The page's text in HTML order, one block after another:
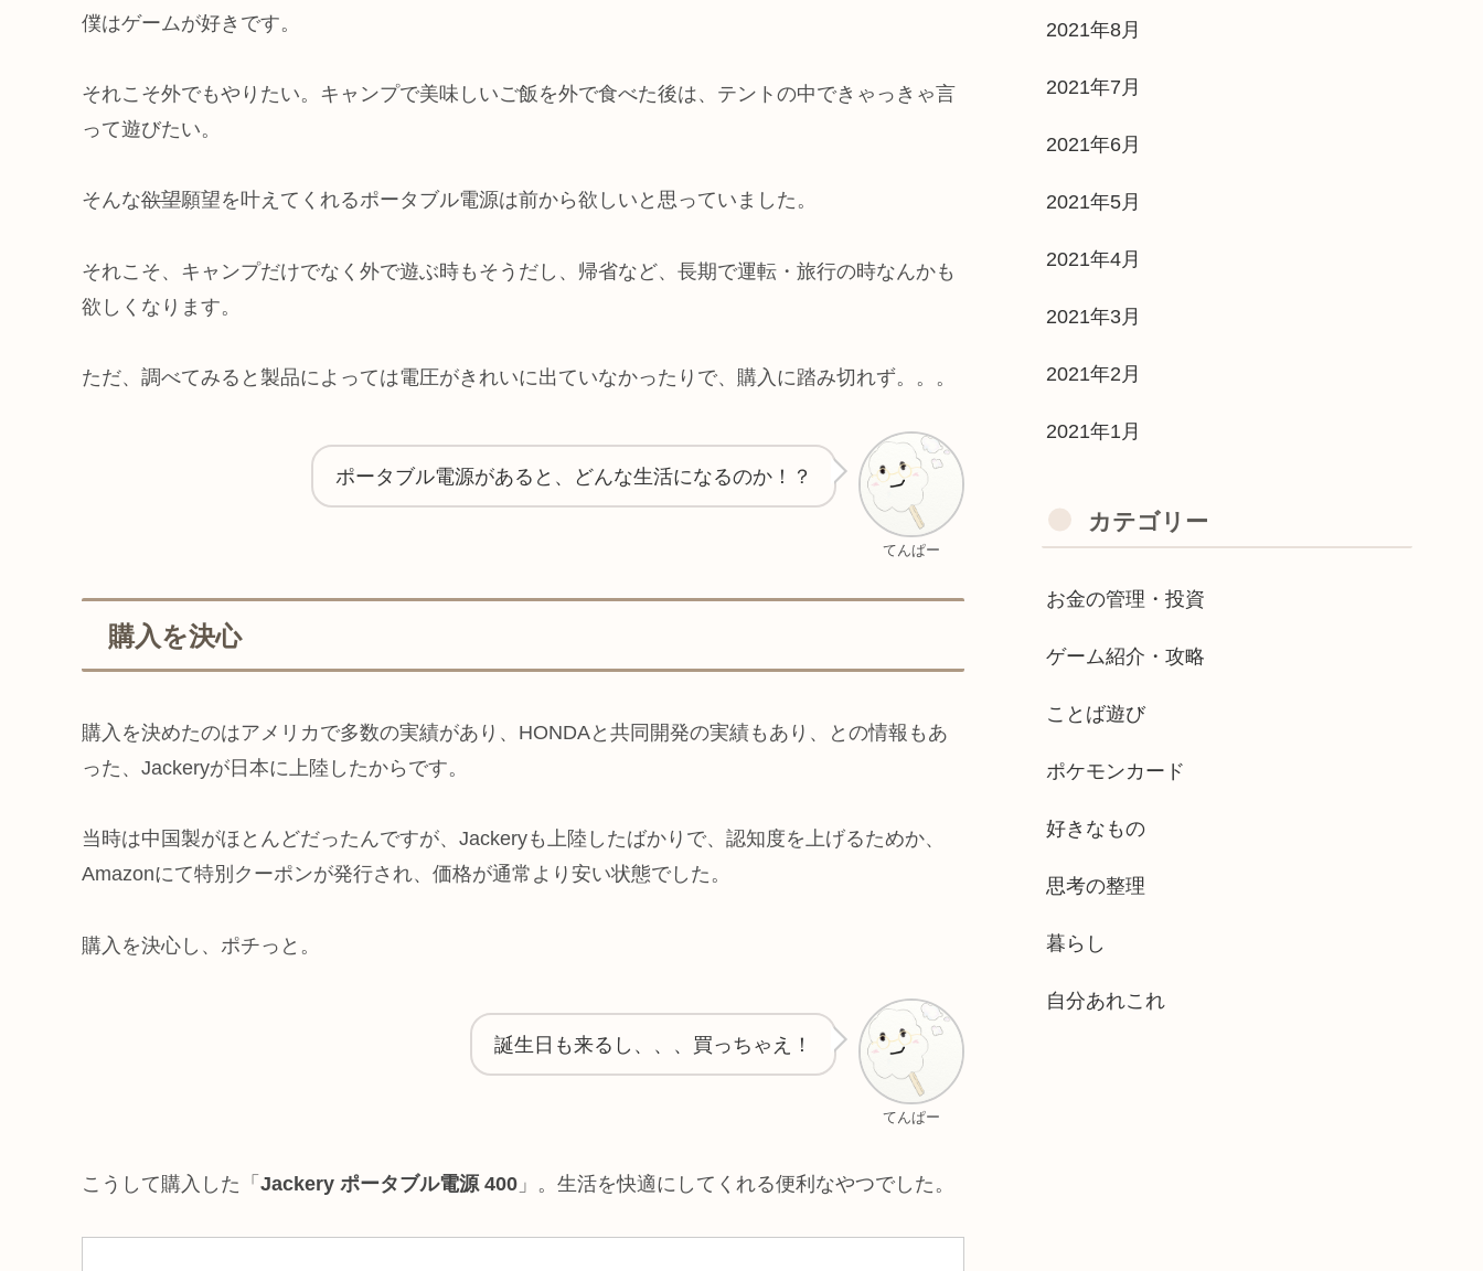
僕はゲームが好きです。
それこそ外でもやりたい。キャンプで美味しいご飯を外で食べた後は、テントの中できゃっきゃ言
って遊びたい。
そんな欲望願望を叶えてくれるポータブル電源は前から欲しいと思っていました。
それこそ、キャンプだけでなく外で遊ぶ時もそうだし、帰省など、長期で運転・旅行の時なんかも
欲しくなります。
ただ、調べてみると製品によっては電圧がきれいに出ていなかったりで、購入に踏み切れず。。。
てんぱー
ポータブル電源があると、どんな生活になるのか！？
購入を決心
購入を決めたのはアメリカで多数の実績があり、HONDAと共同開発の実績もあり、との情報もあ
った、Jackeryが日本に上陸したからです。
当時は中国製がほとんどだったんですが、Jackeryも上陸したばかりで、認知度を上げるためか、
Amazonにて特別クーポンが発行され、価格が通常より安い状態でした。
購入を決心し、ポチっと。
てんぱー
誕生日も来るし、、、買っちゃえ！
こうして購入した「 Jackery ポータブル電源 400 」。生活を快適にしてくれる便利なやつでした。
2021年8月
2021年7月
2021年6月
2021年5月
2021年4月
2021年3月
2021年2月
2021年1月
カテゴリー
お金の管理・投資
ゲーム紹介・攻略
ことば遊び
ポケモンカード
好きなもの
思考の整理
暮らし
自分あれこれ